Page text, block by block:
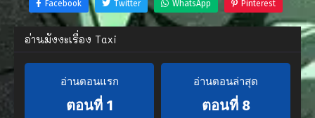
Facebook Twitter WhatsApp Pinterest
อ่านมังงะเรื่อง Taxi
อ่านตอนแรก
ตอนที่ 1
อ่านตอนล่าสุด
ตอนที่ 8